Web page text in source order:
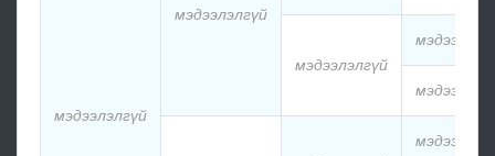
мэдээлэлгүй
мэдээлэлгүй
мэдээлэлгүй